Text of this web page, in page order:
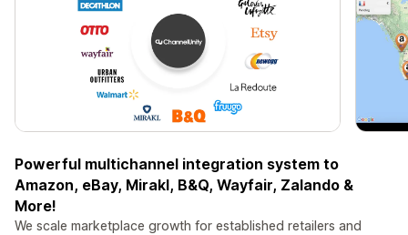
Powerful multichannel integration system to
Amazon, eBay, Mirakl, B&Q, Wayfair, Zalando &
More!
We scale marketplace growth for established retailers and